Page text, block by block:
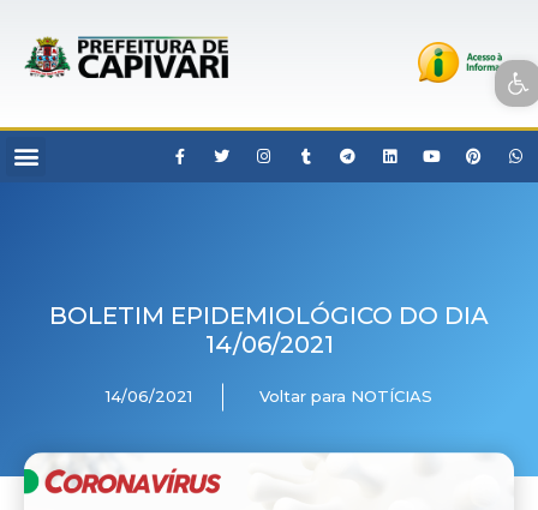
Open toolbar
BOLETIM EPIDEMIOLÓGICO DO DIA
14/06/2021
14/06/2021 Voltar para NOTÍCIAS